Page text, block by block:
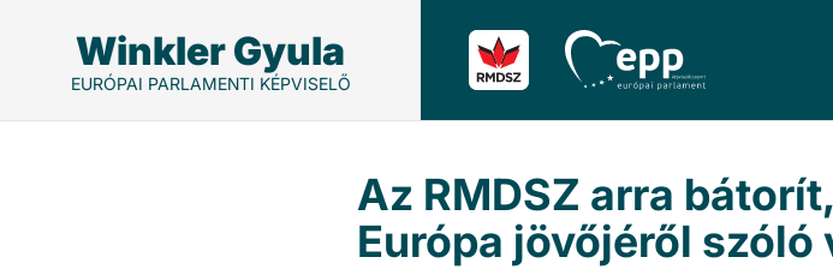
Winkler Gyula
EURÓPAI PARLAMENTI KÉPVISELŐ
Az RMDSZ arra
Európa jövőjéről szóló